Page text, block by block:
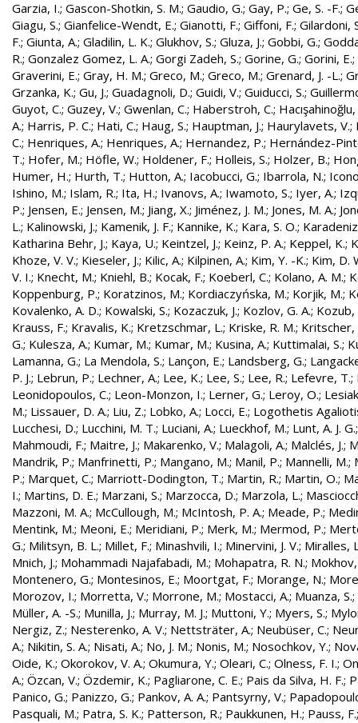
Garzia, I.; Gascon-Shotkin, S. M.; Gaudio, G.; Gay, P.; Ge, S. -F.;
Giagu, S.; Gianfelice-Wendt, E.; Gianotti, F.; Giffoni, F.; Gilardoni,
F.; Giunta, A.; Gladilin, L. K.; Glukhov, S.; Gluza, J.; Gobbi, G.;
R.; Gonzalez Gomez, L. A.; Gorgi Zadeh, S.; Gorine, G.; Gorini, E.;
Graverini, E.; Gray, H. M.; Greco, M.; Greco, M.; Grenard, J. -L.;
Grzanka, K.; Gu, J.; Guadagnoli, D.; Guidi, V.; Guiducci, S.;
Guyot, C.; Guzey, V.; Gwenlan, C.; Haberstroh, C.;
A.; Harris, P. C.; Hati, C.; Haug, S.; Hauptman, J.; Haurylavets, V.;
C.; Henriques, A.; Henriques, A.; Hernandez, P.; Hernández-
T.; Hofer, M.; Höfle, W.; Holdener, F.; Holleis, S.; Holzer, B.;
Humer, H.; Hurth, T.; Hutton, A.; Iacobucci, G.; Ibarrola, N.;
Ishino, M.; Islam, R.; Ita, H.; Ivanovs, A.; Iwamoto, S.; Iyer, A.;
P.; Jensen, E.; Jensen, M.; Jiang, X.; Jiménez, J. M.; Jones, M. A.;
L.; Kalinowski, J.; Kamenik, J. F.; Kannike, K.; Kara, S. O.;
Katharina Behr, J.; Kaya, U.; Keintzel, J.; Keinz, P. A.; Keppel, K.;
Khoze, V. V.; Kieseler, J.; Kilic, A.; Kilpinen, A.; Kim, Y. -K.; Kim, D.
V. I.; Knecht, M.; Kniehl, B.; Kocak, F.; Koeberl, C.; Kolano, A. M.;
Koppenburg, P.; Koratzinos, M.; Kordiaczyńska, M.; Korjik, M.;
Kovalenko, A. D.; Kowalski, S.; Kozaczuk, J.; Kozlov, G. A.; Kozub,
Krauss, F.; Kravalis, K.; Kretzschmar, L.; Kriske, R. M.; Kritscher,
G.; Kulesza, A.; Kumar, M.; Kumar, M.; Kusina, A.; Kuttimalai, S.;
Lamanna, G.; La Mendola, S.; Lançon, E.; Landsberg, G.;
P. J.; Lebrun, P.; Lechner, A.; Lee, K.; Lee, S.; Lee, R.; Lefevre, T.;
Leonidopoulos, C.; Leon-Monzon, I.; Lerner, G.; Leroy, O.;
M.; Lissauer, D. A.; Liu, Z.; Lobko, A.; Locci, E.; Logothetis
Lucchesi, D.; Lucchini, M. T.; Luciani, A.; Lueckhof, M.; Lunt, A. J. G.
Mahmoudi, F.; Maitre, J.; Makarenko, V.; Malagoli, A.; Malclés, J.;
Mandrik, P.; Manfrinetti, P.; Mangano, M.; Manil, P.; Mannelli, M.;
P.; Marquet, C.; Marriott-Dodington, T.; Martin, R.; Martin, O.;
I.; Martins, D. E.; Marzani, S.; Marzocca, D.; Marzola, L.;
Mazzoni, M. A.; McCullough, M.; McIntosh, P. A.; Meade, P.;
Mentink, M.; Meoni, E.; Meridiani, P.; Merk, M.; Mermod, P.;
G.; Militsyn, B. L.; Millet, F.; Minashvili, I.; Minervini, J. V.; Miralles,
Mnich, J.; Mohammadi Najafabadi, M.; Mohapatra, R. N.;
Montenero, G.; Montesinos, E.; Moortgat, F.; Morange, N.;
Morozov, I.; Morretta, V.; Morrone, M.; Mostacci, A.; Muanza, S.;
Müller, A. -S.; Munilla, J.; Murray, M. J.; Muttoni, Y.; Myers, S.;
Nergiz, Z.; Nesterenko, A. V.; Nettsträter, A.; Neubüser, C.;
A.; Nikitin, S. A.; Nisati, A.; No, J. M.; Nonis, M.; Nosochkov, Y.;
Oide, K.; Okorokov, V. A.; Okumura, Y.; Oleari, C.; Olness, F. I.;
A.; Özcan, V.; Özdemir, K.; Pagliarone, C. E.; Pais da Silva, H. F.;
Panico, G.; Panizzo, G.; Pankov, A. A.; Pantsyrny, V.;
Pasquali, M.; Patra, S. K.; Patterson, R.; Paukkunen, H.; Pauss, F.